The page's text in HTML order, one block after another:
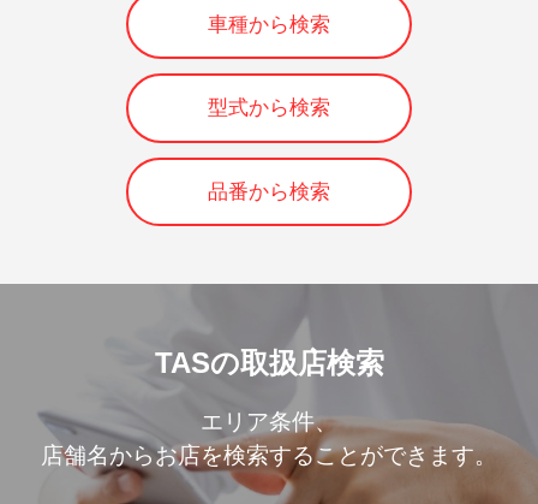
車種から検索
型式から検索
品番から検索
TASの取扱店検索
エリア条件、
店舗名からお店を検索することができます。